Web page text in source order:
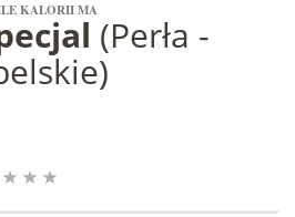
KALORII MA
(Perła -